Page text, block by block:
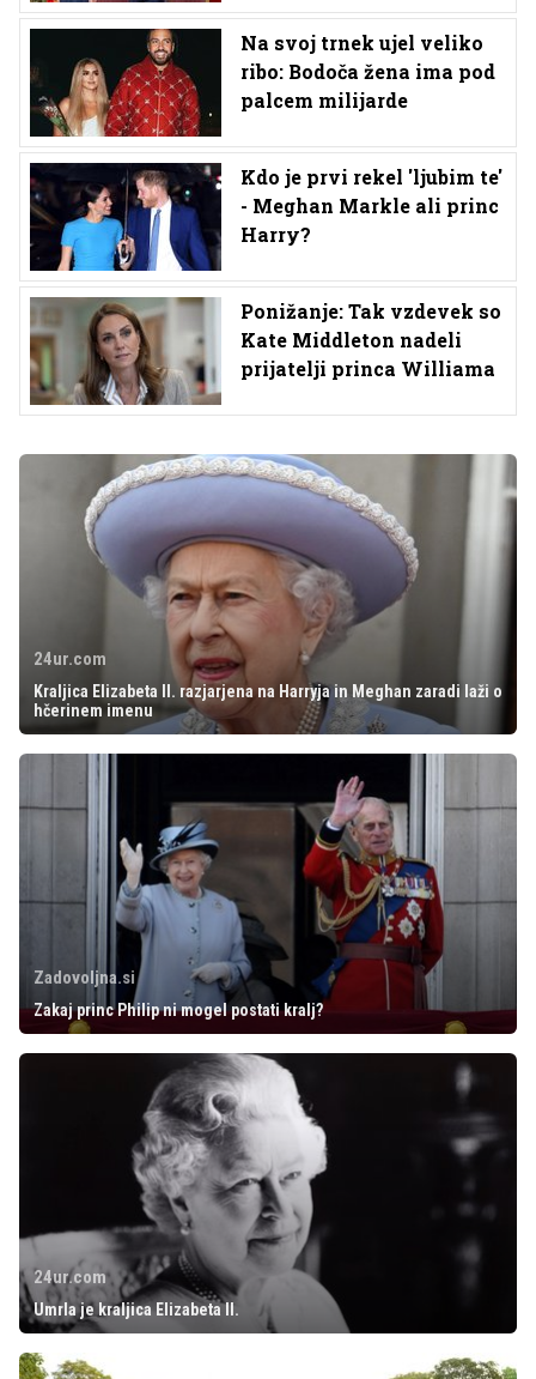
Na svoj trnek ujel veliko
ribo: Bodoča žena ima pod
palcem milijarde
Kdo je prvi rekel 'ljubim te'
- Meghan Markle ali princ
Harry?
Ponižanje: Tak vzdevek so
Kate Middleton nadeli
prijatelji princa Williama
24ur.com
Kraljica Elizabeta II. razjarjena na Harryja in Meghan zaradi laži o
hčerinem imenu
Zadovoljna.si
Zakaj princ Philip ni mogel postati kralj?
24ur.com
Umrla je kraljica Elizabeta II.